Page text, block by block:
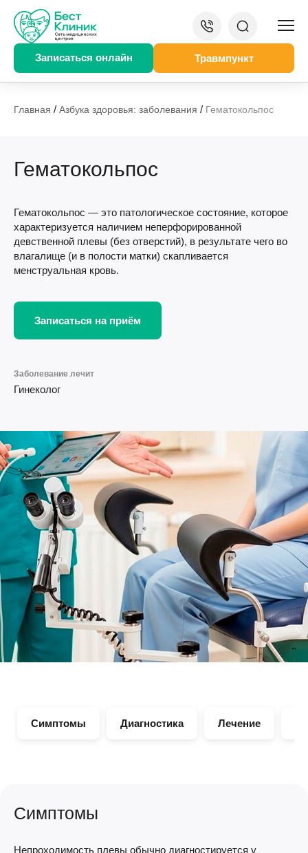
Записаться онлайн Травмпункт
Главная / Азбука здоровья: заболевания / Гематокольпос
Гематокольпос
Гематокольпос — это патологическое состояние, которое
характеризуется наличием неперфорированной
девственной плевы (без отверстий), в результате чего во
влагалище (и в полости матки) скапливается
менструальная кровь.
Записаться на приём
Заболевание лечит
Гинеколог
Симптомы Диагностика Лечение
Симптомы
Непроходимость плевы обычно диагностируется у